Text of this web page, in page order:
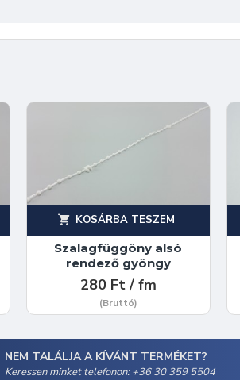
Szalagfüggöny alsó
rendező gyöngy
280 Ft / fm
(Bruttó)
KOSÁRBA TESZEM
NEM TALÁLJA A KÍVÁNT TERMÉKET?
Keressen minket telefonon: +36 30 359 5504